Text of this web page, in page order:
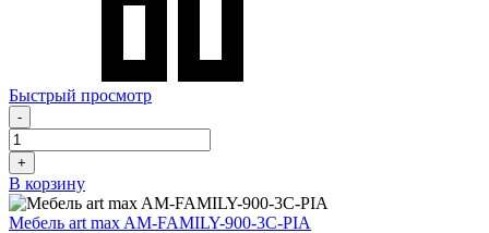
Быстрый просмотр
-
+
В корзину
Мебель art max AM-FAMILY-900-3C-PIA